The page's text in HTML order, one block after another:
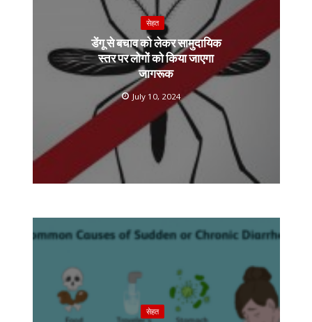
सेहत
डेंगू से बचाव को लेकर सामुदायिक
स्तर पर लोगों को किया जाएगा
जागरूक
July 10, 2024
सेहत